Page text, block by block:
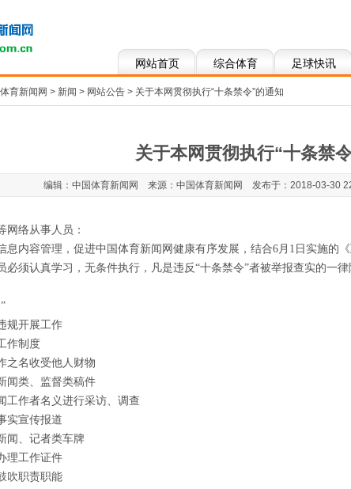
网站首页 综合体育 足球快讯
育新闻网 > 新闻 > 网站公告 > 关于本网贯彻执行“十条禁令”的通知
关于本网贯彻执行“十条禁
编辑：中国体育新闻网 来源：中国体育新闻网 发布于：2018-03-30
网络从事人员：
容管理，促进中国体育新闻网健康有序发展，结合6月1日实施的《
认真学习，无条件执行，凡是违反“十条禁令”者被举报查实的一
开展工作
制度
名收受他人财物
类、监督类稿件
作者名义进行采访、调查
宣传报道
、记者类车牌
工作证件
职责职能